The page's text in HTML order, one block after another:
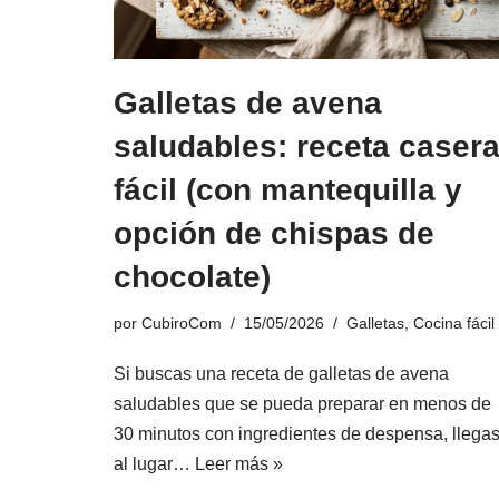
Galletas de avena
saludables: receta casera
fácil (con mantequilla y
opción de chispas de
chocolate)
por CubiroCom 15/05/2026 Galletas Cocina fácil
Si buscas una receta de galletas de avena
saludables que se pueda preparar en menos de
30 minutos con ingredientes de despensa,
al lugar… Leer más »